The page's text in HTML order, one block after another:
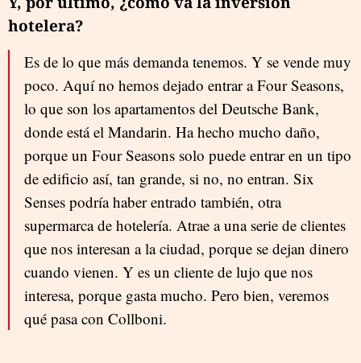
hotelera?
Es de lo que más demanda tenemos. Y se vende muy
poco. Aquí no hemos dejado entrar a Four Seasons,
lo que son los apartamentos del Deutsche Bank,
donde está el Mandarin. Ha hecho mucho daño,
porque un Four Seasons solo puede entrar en un tipo
de edificio así, tan grande, si no, no entran. Six
Senses podría haber entrado también, otra
supermarca de hotelería. Atrae a una serie de clientes
que nos interesan a la ciudad, porque se dejan dinero
cuando vienen. Y es un cliente de lujo que nos
interesa, porque gasta mucho. Pero bien, veremos
qué pasa con Collboni.